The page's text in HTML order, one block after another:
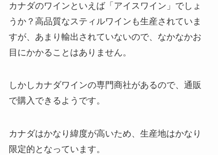
カナダのワインといえば「アイスワイン」でしょ
うか？高品質なスティルワインも生産されていま
すが、あまり輸出されていないので、なかなかお
目にかかることはありません。
しかしカナダワインの専門商社があるので、通販
で購入できるようです。
カナダはかなり緯度が高いため、生産地はかなり
限定的となっています。